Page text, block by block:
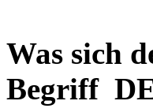
Was sich
Begriff